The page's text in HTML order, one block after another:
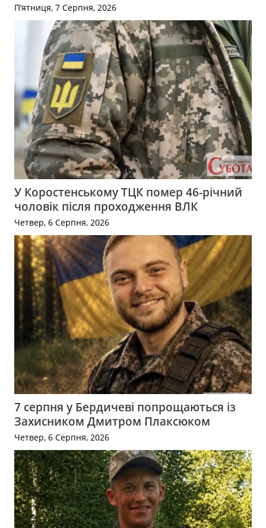
П’ятниця, 7 Серпня, 2026
У Коростенському ТЦК помер 46-річний
чоловік після проходження ВЛК
Четвер, 6 Серпня, 2026
7 серпня у Бердичеві попрощаються із
Захисником Дмитром Плаксюком
Четвер, 6 Серпня, 2026